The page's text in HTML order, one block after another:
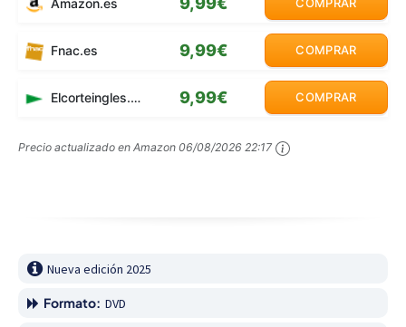
Amazon.es
Fnac.es 9,99€ COMPRAR
Elcorteingles.es 9,99€ COMPRAR
Precio actualizado en Amazon 06/08/2026 22:17
Nueva edición 2025
Formato: DVD